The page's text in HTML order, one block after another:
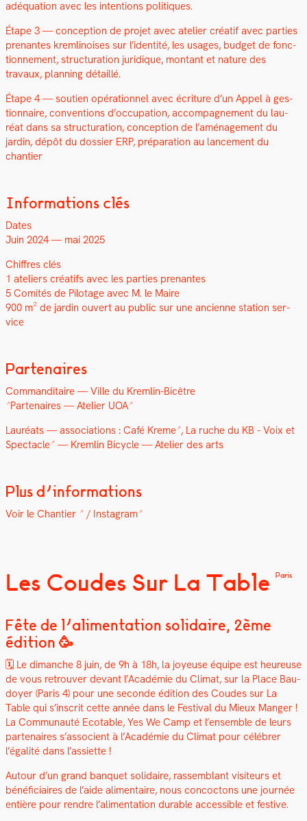
adéqua­tion avec les inten­tions poli­tiques.
Étape 3 — con­cep­tion de pro­jet avec ate­lier créatif avec par­ties
prenantes krem­li­nois­es sur l’identité, les usages, bud­get de fonc­
tion­nement, struc­tura­tion juridique, mon­tant et nature des
travaux, plan­ning détail­lé.
Étape 4 — sou­tien opéra­tionnel avec écri­t­ure d’un Appel à ges­
tion­naire, con­ven­tions d’occupation, accom­pa­g­ne­ment du lau­
réat dans sa struc­tura­tion, con­cep­tion de l’aménagement du
jardin, dépôt du dossier ERP, pré­pa­ra­tion au lance­ment du
chantier
Informations clés
Dates
Juin 2024 — mai 2025
Chiffres clés
1 ate­liers créat­ifs avec les par­ties prenantes
5 Comités de Pilotage avec M. le Maire
900 m² de jardin ouvert au pub­lic sur une anci­enne sta­tion ser­
vice
Partenaires
Com­man­di­taire — Ville du Krem­lin-Bicêtre
Parte­naires — Ate­lier UOA
Lau­réats — asso­ci­a­tions : Café Kreme , La ruche du KB -Voix et
Spec­ta­cle — Krem­lin Bicy­cle — Ate­lier des arts
Plus d’informations
Voir le Chantier / Insta­gram
Les Coudes Sur La Table Paris
Fête de l’alimentation solidaire, 2ème
édition 🥳
🗓️ Le dimanche 8 juin, de 9h à 18h, la joyeuse équipe est heureuse
de vous retrou­ver devant l’Académie du Cli­mat, sur la Place Bau­
doy­er (Paris 4) pour une sec­onde édi­tion des Coudes sur La
Table qui s’inscrit cette année dans le Fes­ti­val du Mieux Manger !
La Com­mu­nauté Ecotable, Yes We Camp et l’ensemble de leurs
parte­naires s’associent à l’Académie du Cli­mat pour célébr­er
l’égalité dans l’assiette !
Autour d’un grand ban­quet sol­idaire, rassem­blant vis­i­teurs et
béné­fi­ci­aires de l’aide ali­men­taire, nous con­coc­tons une journée
entière pour ren­dre l’alimentation durable acces­si­ble et fes­tive.